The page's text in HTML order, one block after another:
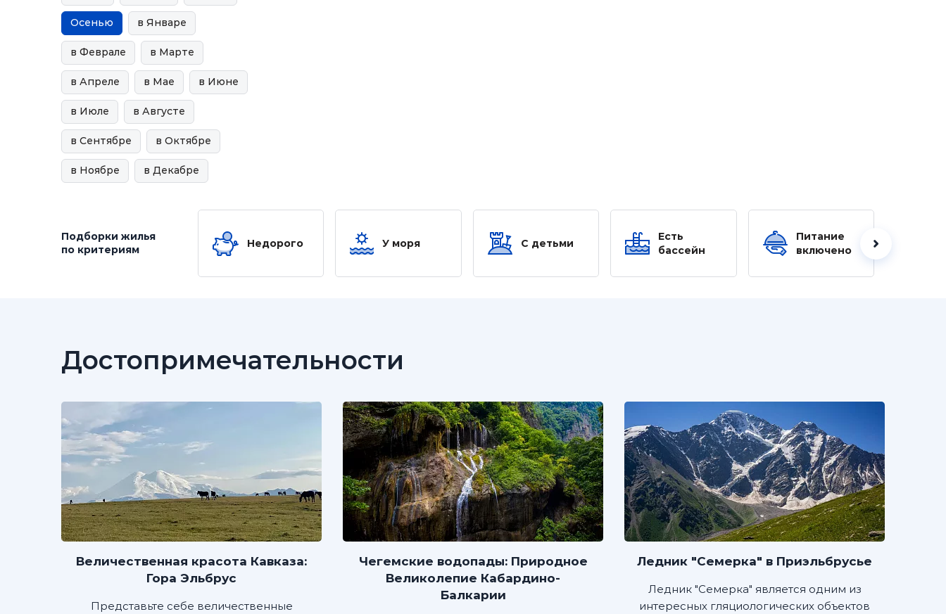
Осенью в Январе
в Феврале в Марте
в Апреле в Мае в Июне
в Июле в Августе
в Сентябре в Октябре
в Ноябре в Декабре
Подборки жилья
по критериям
Недорого У моря С детьми
Есть
бассейн
Питание
включено
Достопримечательности
Величественная красота Кавказа:
Гора Эльбрус
Представьте себе величественные
Чегемские водопады: Природное
Великолепие Кабардино-
Балкарии
Ледник "Семерка" в Приэльбрусье
Ледник "Семерка" является одним из
интересных гляциологических объектов